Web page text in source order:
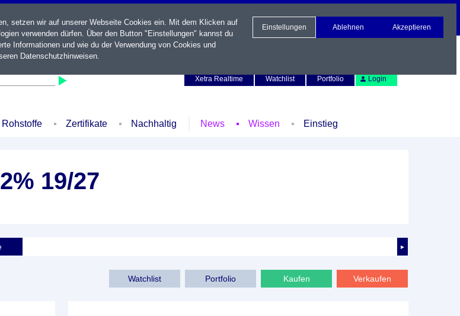
Xetra Realtime
Watchlist Portfolio Login
Rohstoffe Zertifikate Nachhaltig News Wissen Einstieg
19/27
►
Verkaufen
Kaufen
Portfolio
Watchlist
setzen wir auf unserer Webseite Cookies ein. Mit dem Klicken auf
verwenden dürfen. Über den Button "Einstellungen" kannst du
Informationen und wie du der Verwendung von Cookies und
Datenschutzhinweisen.
Einstellungen Ablehnen Akzeptieren